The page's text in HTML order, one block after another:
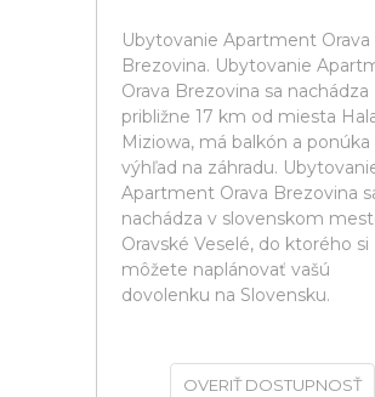
Ubytovanie Apartment Orava
Brezovina. Ubytovanie
Orava Brezovina sa nachádza
približne 17 km od miesta
Miziowa, má balkón a ponúka
výhľad na záhradu.
Apartment Orava Brezovina
nachádza v slovenskom
Oravské Veselé, do ktorého si
môžete naplánovať vašú
dovolenku na Slovensku.
OVERIŤ DOSTUPNOSŤ